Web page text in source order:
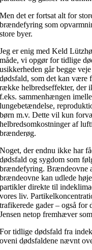
Men det er fortsat alt for
brændefyring som
store byer.
Jeg er enig med Keld
måde, vi opgør for tidlige
usikkerheden går begge
dødsfald, som det kan være
række helbredseffekter, der
f.eks. sammenhængen
lungebetændelse,
børn m.v. Dette vil kun
helbredsomkostninger af
brænderøg.
Noget, der endnu ikke har
dødsfald og sygdom som
brændefyring. Brændeovne
brændeovne kan udlede
partikler direkte til
vores liv.
trafikerede gader – også
Jensen netop fremhæver
For tidlige dødsfald fra
oveni dødsfaldene nævnt